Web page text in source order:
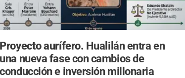
Proyecto aurífero. Hualilán entra en
una nueva fase con cambios de
conducción e inversión millonaria